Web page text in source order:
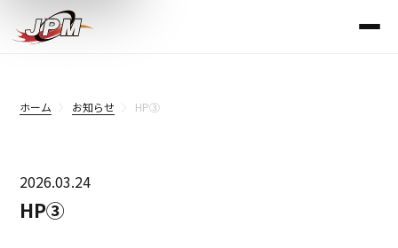
ホーム お知らせ HP③
2026.03.24
HP③